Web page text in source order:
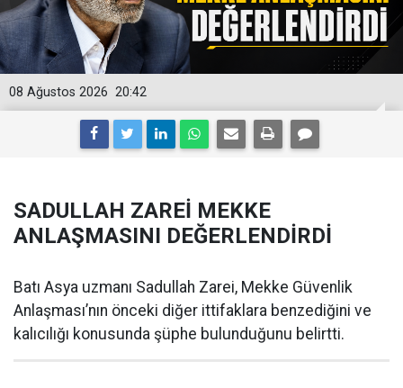
20:42
08 Ağustos 2026
SADULLAH ZAREİ MEKKE
ANLAŞMASINI DEĞERLENDİRDİ
Batı Asya uzmanı Sadullah Zarei, Mekke Güvenlik
Anlaşması’nın önceki diğer ittifaklara benzediğini ve
kalıcılığı konusunda şüphe bulunduğunu belirtti.